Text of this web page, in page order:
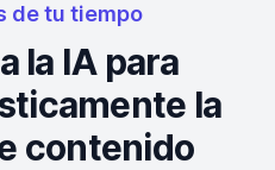
de tu tiempo
la IA para
la
contenido